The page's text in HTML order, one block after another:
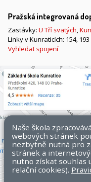
Pražská integrovaná
Zastávky: U Tří svatých,
Linky v Kunraticích: 154,
Vyhledat spojení
Naše škola
webových stránek
nezbytně nutná pro
stránek a
nutno získat souhlas
relační cookies).